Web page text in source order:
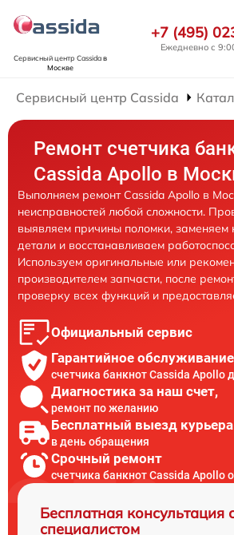
Сервисный центр Cassidaв
Москве
+7 (495)
Ежедневно с
Сервисный центр Cassida
Ремонт счетчика
Cassida Apollo в
Выполняем ремонт Cassida Apollo в
неисправностей любой сложности.
выявляем причины поломки, заменяем
детали и восстанавливаем
Используем оригинальные или
производителем запчасти, после
проверку всех функций и
Официальный сервис
Гарантийное обслуживание
счетчика банкнот Cassida Apollo
Диагностика за наш счет,
ремонт по желанию
Бесплатный выезд курьера
в день обращения
Срочный ремонт
счетчика банкнот Cassida Apollo
Бесплатная консультация
специалистом